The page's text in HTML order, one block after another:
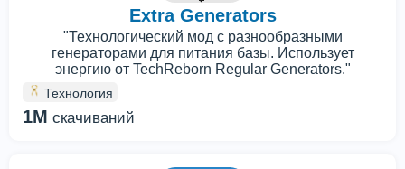
Extra Generators
"Технологический мод с разнообразными
генераторами для питания базы. Использует
энергию от TechReborn Regular Generators."
Технология
1M скачиваний